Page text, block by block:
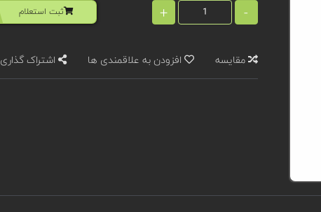
-
+ ثبت استعلام
مقایسه افزودن به علاقمندی ها اشتراک گذاری